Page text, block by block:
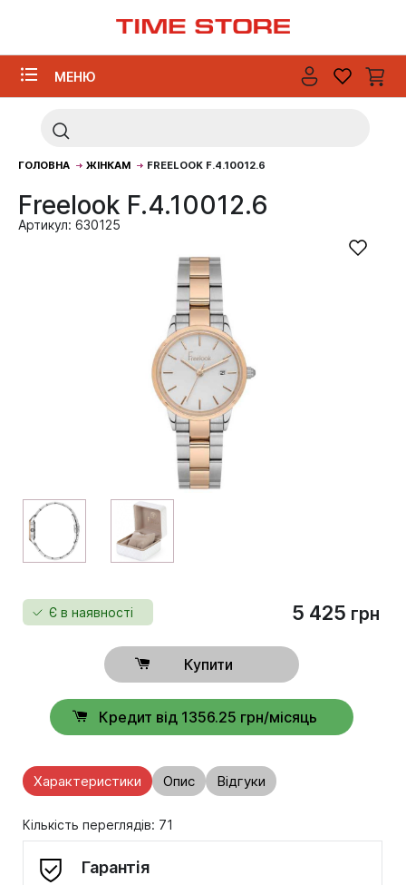
МЕНЮ
ГОЛОВНА ЖІНКАМ FREELOOK F.4.10012.6
Freelook F.4.10012.6
Артикул: 630125
Є в наявності 5 425 грн
Купити
Кредит від 1356.25 грн/місяць
Характеристики Опис Відгуки
Кількість переглядів: 71
Гарантія